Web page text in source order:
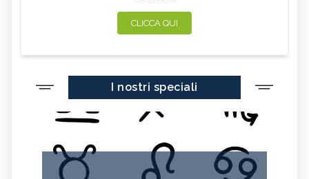
CLICCA QUI
I nostri speciali